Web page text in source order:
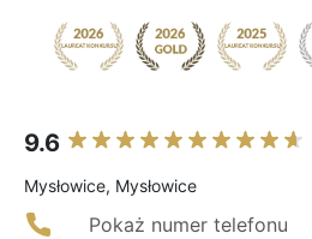
9.6
Mysłowice, Mysłowice
Pokaż numer telefonu